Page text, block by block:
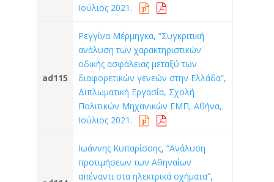
Ιούλιος 2021.
ad115
Ρεγγίνα Μέρμηγκα, “Συγκριτική
ανάλυση των χαρακτηριστικών
οδικής ασφάλειας μεταξύ των
διαφορετικών γενεών στην Ελλάδα”,
Διπλωματική Εργασία, Σχολή
Πολιτικών Μηχανικών ΕΜΠ, Αθήνα,
Ιούλιος 2021.
Ιωάννης Κυπαρίσσης, “Ανάλυση
προτιμήσεων των Αθηναίων
απέναντι στα ηλεκτρικά οχήματα”,